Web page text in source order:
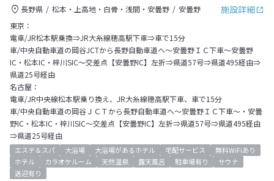
施設詳細
長野県 松本・上高地・白骨・浅間・安曇野
安曇野
東京：
電車/JR松本駅乗換⇒JR大糸線穂高駅下車⇒車で15分
車/中央自動車道の岡谷JCTから長野自動車道へ～安曇野ＩＣ下車～安曇野
IC・松本IC・梓川SIC～交差点【安曇野IC】左折⇒県道57号⇒県道495経由⇒
県道25号経由
名古屋：
電車/JR中央線松本駅乗り換え、JR大糸線穂高駅下車、車で15分
車/中央自動車道の岡谷ＪＣＴから長野自動車道へ～安曇野ＩＣ下車～・安曇
野IC・松本IC・梓川SIC～交差点【安曇野IC】左折⇒県道57号⇒県道495経由
⇒県道25号経由
エステ＆スパ 大浴場 大浴場があるホテル 宅配サービス
無料WiFiあり
ホテル
カラオケルーム 天然温泉 露天風呂 駐車場有り
サウナ
送迎有り